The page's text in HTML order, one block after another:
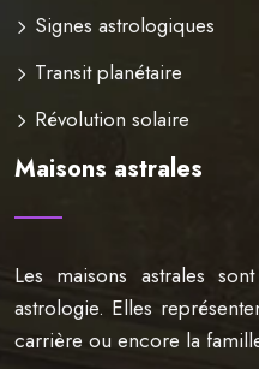
Signes astrologiques
Transit planétaire
Révolution solaire
Maisons astrales
Les maisons astrales
astrologie. Elles
carrière ou encore la